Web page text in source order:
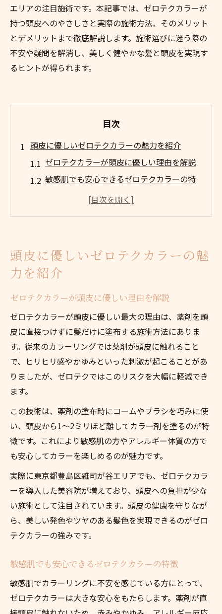
エリアの注目施術です。本記事では、ゼロテクカラーが
持つ頭皮へのやさしさと実際の施術方法、そのメリット
とデメリットまで徹底解説します。施術選びに迷う際の
不安や疑問を解消し、美しく健やかな髪と頭皮を実現す
るヒントが得られます。
目次
頭皮に優しいゼロテクカラーの魅力を紹介
ゼロテクカラーが頭皮に優しい理由を解説
敏感肌でも安心できるゼロテクカラーの特
ゼロテクカラー施術の頭皮負担軽減ポイン
ト
敏感肌でも安心なゼロテクカラー施術法
介
敏感肌でもトラブルを防ぐ施術前の確認事
ゼロテクカラーの塗布方法と薬剤の特徴
サロンで実践するゼロテクカラー安全対策
ゼロテクカラーで叶える白髪ケアの新常識
ゼロテクカラーが白髪染めに選ばれる理由
白髪の根元まで美しく染める技術を解説
ゼロテクカラーと白髪ぼかしの違いとは
自然な仕上がりを実現するゼロテクカラー
ゼロテクカラーで色持ちと頭皮ケアを両立
東京都豊島区雑司が谷で選ぶ頭皮思いのカラー
ゼロテクカラー対応美容室の選び方ガイド
雑司が谷で頭皮に優しいカラーを受けるに
は
ゼロテクカラー施術の口コミや評判を紹介
技術力で差がつくゼロテクカラーの魅力
頭皮に優しいゼロテクカラーの魅
力を紹介
ゼロテクカラーが頭皮に優しい理由を解説
ゼロテクカラーが頭皮に優しい最大の理由は、薬剤を頭
皮に直接つけずに髪だけに塗布する施術方法にありま
す。従来のカラーリングでは薬剤が頭皮に触れること
で、ヒリヒリ感やかゆみといった刺激が起こることがあ
りましたが、ゼロテクではこのリスクを大幅に軽減でき
ます。
この技術は、薬剤の塗布時にコームやブラシを巧みに使
い、頭皮から1〜2ミリほど離してカラー剤を塗るのが特
徴です。これにより敏感肌の方やアレルギー体質の方で
も安心してカラーを楽しめるのが魅力です。
実際に東京都豊島区雑司が谷エリアでも、ゼロテクカラ
ーを導入した美容院が増えており、頭皮への負担が少な
い施術として注目されています。頭皮の健康を守りなが
ら、美しい発色やツヤのある髪色を実現できるのがゼロ
テクカラーの強みです。
敏感肌でも安心できるゼロテクカラーの特徴
敏感肌でカラーリングに不安を感じている方にとって、
ゼロテクカラーは大きな安心をもたらします。薬剤が直